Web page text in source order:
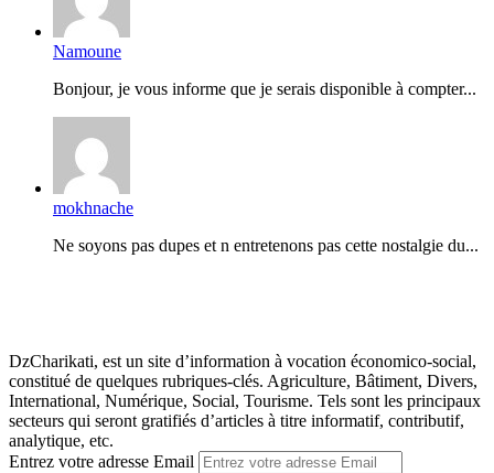
Namoune
Bonjour, je vous informe que je serais disponible à compter...
mokhnache
Ne soyons pas dupes et n entretenons pas cette nostalgie du...
DzCharikati, est un site d’information à vocation économico-social,
constitué de quelques rubriques-clés. Agriculture, Bâtiment, Divers,
International, Numérique, Social, Tourisme. Tels sont les principaux
secteurs qui seront gratifiés d’articles à titre informatif, contributif,
analytique, etc.
Entrez votre adresse Email